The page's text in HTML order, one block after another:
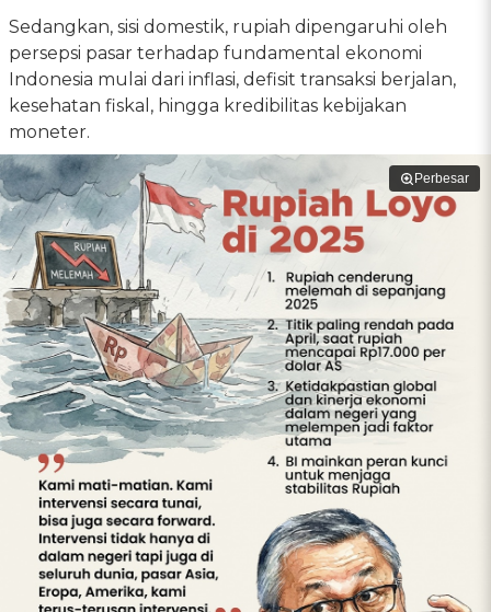
Sedangkan, sisi domestik, rupiah dipengaruhi oleh
persepsi pasar terhadap fundamental ekonomi
Indonesia mulai dari inflasi, defisit transaksi berjalan,
kesehatan fiskal, hingga kredibilitas kebijakan
moneter.
Perbesar